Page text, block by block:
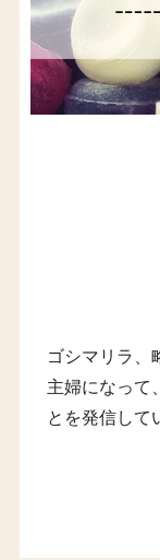
ゴシマリラ、
主婦になって
とを発信して